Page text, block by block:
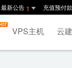
最新公告 1 充值预付款
VPS主机 云